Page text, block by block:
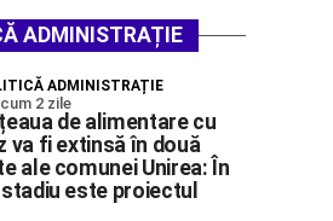
ADMINISTRAȚIE
ADMINISTRAȚIE
2 zile
de alimentare cu
va fi extinsă în două
ale comunei Unirea: În
este proiectul